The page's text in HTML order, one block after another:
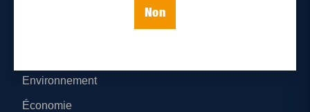
Non
Environnement
Économie